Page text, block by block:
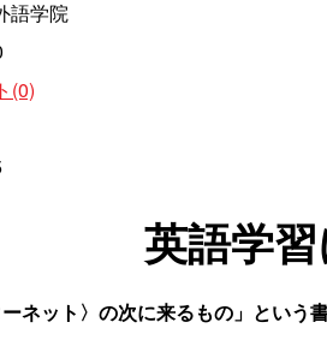
語学院
(0)
英語学
ーネット〉の次に来るもの」という